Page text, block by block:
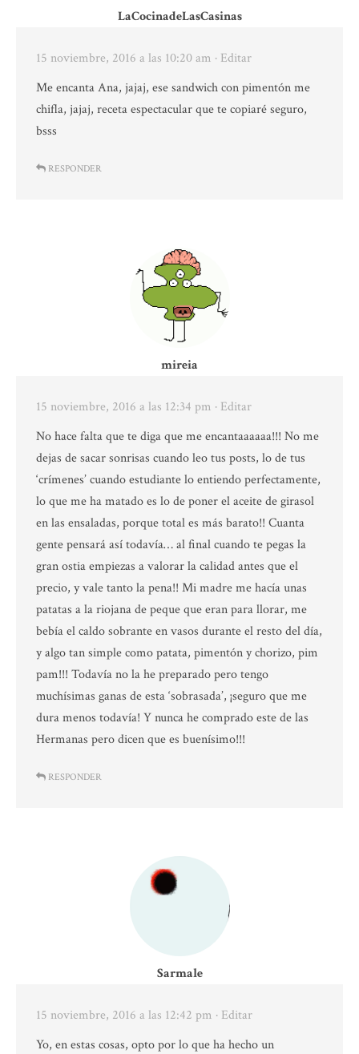
LaCocinadeLasCasinas
15 noviembre, 2016 a las 10:20 am · Editar
Me encanta Ana, jajaj, ese sandwich con pimentón me
chifla, jajaj, receta espectacular que te copiaré seguro,
bsss
RESPONDER
mireia
15 noviembre, 2016 a las 12:34 pm · Editar
No hace falta que te diga que me encantaaaaaa!!! No me
dejas de sacar sonrisas cuando leo tus posts, lo de tus
‘crímenes’ cuando estudiante lo entiendo perfectamente,
lo que me ha matado es lo de poner el aceite de girasol
en las ensaladas, porque total es más barato!! Cuanta
gente pensará así todavía… al final cuando te pegas la
gran ostia empiezas a valorar la calidad antes que el
precio, y vale tanto la pena!! Mi madre me hacía unas
patatas a la riojana de peque que eran para llorar, me
bebía el caldo sobrante en vasos durante el resto del día,
y algo tan simple como patata, pimentón y chorizo, pim
pam!!! Todavía no la he preparado pero tengo
muchísimas ganas de esta ‘sobrasada’, ¡seguro que me
dura menos todavía! Y nunca he comprado este de las
Hermanas pero dicen que es buenísimo!!!
RESPONDER
Sarmale
15 noviembre, 2016 a las 12:42 pm · Editar
Yo, en estas cosas, opto por lo que ha hecho un